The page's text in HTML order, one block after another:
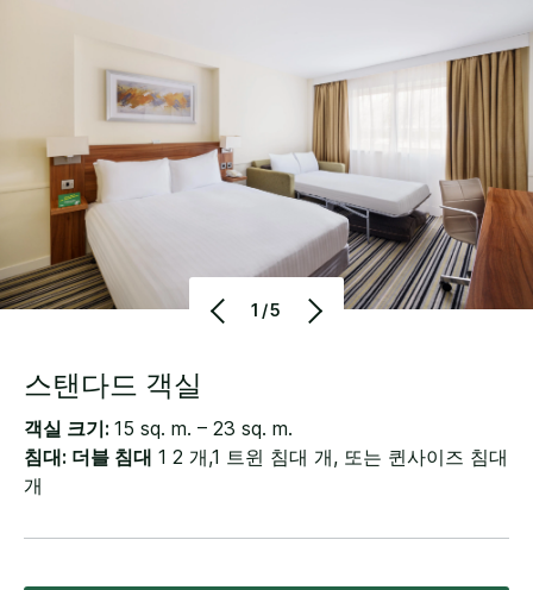
1/5
스탠다드 객실
객실 크기: 15 sq. m. – 23 sq. m.
침대: 더블 침대 1 2 개,1 트윈 침대 개, 또는 퀸사이즈 침대
개